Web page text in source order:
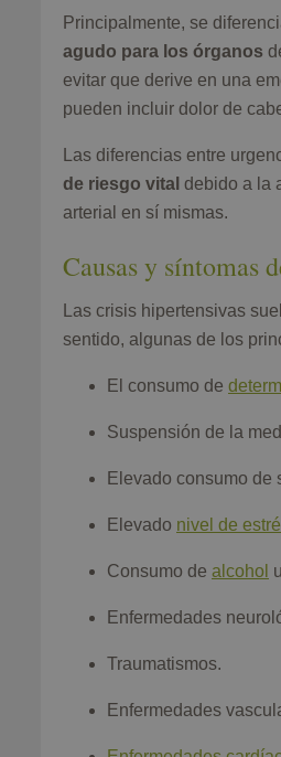
Principalmente, se
agudo para los órganos
evitar que derive en una
pueden incluir dolor de
Las diferencias entre
de riesgo vital debido a la
arterial en sí mismas.
Causas y síntomas
Las crisis hipertensivas
sentido, algunas de los
El consumo de
Suspensión de la
Elevado consumo de
Elevado nivel de
Consumo de alcohol
Enfermedades
Traumatismos.
Enfermedades